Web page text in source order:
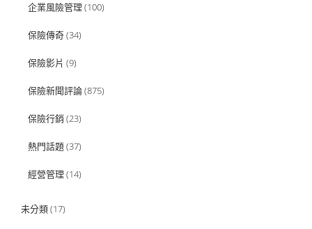
企業風險管理 (100)
保險傳奇(34)
保險影片 (9)
保險新聞評論(875)
保險行銷 (23)
熱門話題(37)
經營管理 (14)
未分類(17)